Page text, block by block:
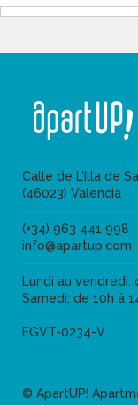
Calle de L’Illa de
(46023) Valencia
(+34) 963 441 998
info@apartup.com
Lundi au vendredi:
Samedi: de 10h à
EGVT-0234-V
© ApartUP!